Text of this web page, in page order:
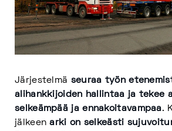
Järjestelmä seuraa työn
alihankkijoiden hallintaa ja tekee
selkeämpää ja ennakoitavampaa.
jälkeenarki on selkeästi